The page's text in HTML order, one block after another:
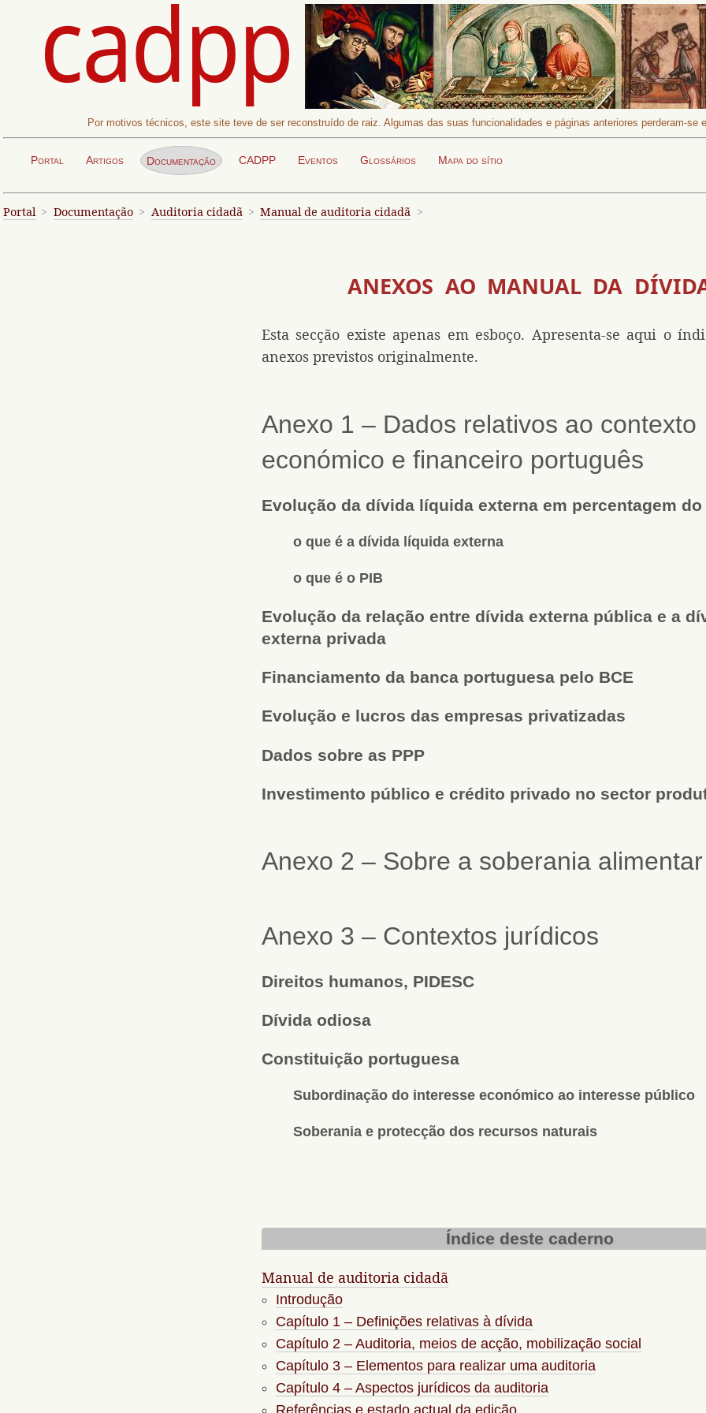
Por motivos técnicos, este site teve de ser reconstruído de raiz. Algumas das suas funcionalidades e páginas anteriores perderam-
Portal Artigos Página actual:
Documentação CADPP Eventos Glossários Mapa do sítio
Portal Documentação Auditoria cidadã Manual de auditoria cidadã
ANEXOS AO MANUAL DA
Esta secção existe apenas em esboço. Apresenta-se aqui o
anexos previstos originalmente.
Anexo 1 – Dados relativos ao contexto
económico e financeiro português
Evolução da dívida líquida externa em percentagem do
o que é a dívida líquida externa
o que é o PIB
Evolução da relação entre dívida externa pública e a
externa privada
Financiamento da banca portuguesa pelo BCE
Evolução e lucros das empresas privatizadas
Dados sobre as PPP
Investimento público e crédito privado no sector
Anexo 2 – Sobre a soberania alimentar
Anexo 3 – Contextos jurídicos
Direitos humanos, PIDESC
Dívida odiosa
Constituição portuguesa
Subordinação do interesse económico ao interesse público
Soberania e protecção dos recursos naturais
Índice deste caderno
Manual de auditoria cidadã
Introdução
Capítulo 1 – Definições relativas à dívida
Capítulo 2 – Auditoria, meios de acção, mobilização social
Capítulo 3 – Elementos para realizar uma auditoria
Capítulo 4 – Aspectos jurídicos da auditoria